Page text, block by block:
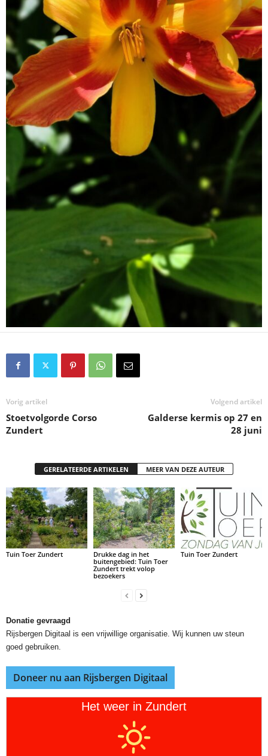
Vorig artikel
Stoetvolgorde Corso
Zundert
Volgend artikel
Galderse kermis op 27 en
28 juni
GERELATEERDE ARTIKELEN MEER VAN DEZE AUTEUR
Tuin Toer Zundert
Drukke dag in het
buitengebied: Tuin Toer
Zundert trekt volop
bezoekers
Tuin Toer Zundert
Donatie gevraagd
Rijsbergen Digitaal is een vrijwillige organisatie. Wij kunnen uw steun
goed gebruiken.
Doneer nu aan Rijsbergen Digitaal
Het weer in Zundert